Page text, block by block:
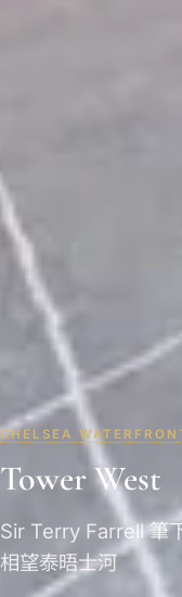
CHELSEA
Tower West
Sir Terry Farrell 筆
相望泰晤士河